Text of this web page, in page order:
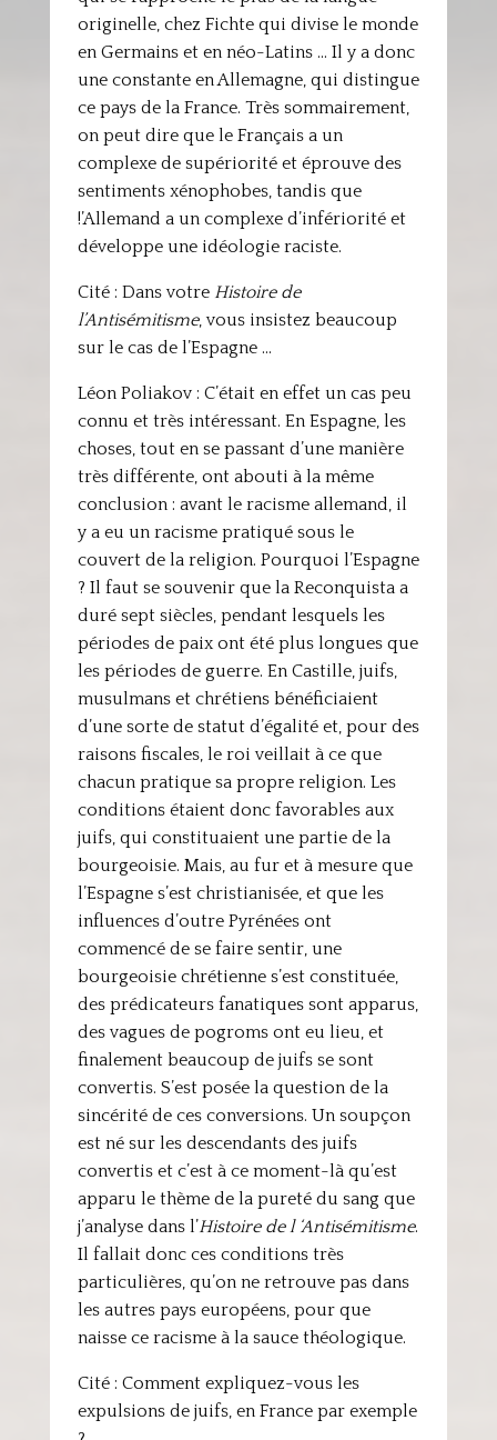
originelle, chez Fichte qui divise le monde
en Germains et en néo-Latins … Il y a donc
une constante en Allemagne, qui distingue
ce pays de la France. Très sommairement,
on peut dire que le Français a un
complexe de supériorité et éprouve des
sentiments xénophobes, tandis que
!’Allemand a un complexe d’infériorité et
développe une idéologie raciste.
Cité : Dans votre Histoire de
l’Antisémitisme, vous insistez beaucoup
sur le cas de l’Espagne …
Léon Poliakov : C’était en effet un cas peu
connu et très intéressant. En Espagne, les
choses, tout en se passant d’une manière
très différente, ont abouti à la même
conclusion : avant le racisme allemand, il
y a eu un racisme pratiqué sous le
couvert de la religion. Pourquoi l’Espagne
? Il faut se souvenir que la Reconquista a
duré sept siècles, pendant lesquels les
périodes de paix ont été plus longues que
les périodes de guerre. En Castille, juifs,
musulmans et chrétiens bénéficiaient
d’une sorte de statut d’égalité et, pour des
raisons fiscales, le roi veillait à ce que
chacun pratique sa propre religion. Les
conditions étaient donc favorables aux
juifs, qui constituaient une partie de la
bourgeoisie. Mais, au fur et à mesure que
l’Espagne s’est christianisée, et que les
influences d’outre Pyrénées ont
commencé de se faire sentir, une
bourgeoisie chrétienne s’est constituée,
des prédicateurs fanatiques sont apparus,
des vagues de pogroms ont eu lieu, et
finalement beaucoup de juifs se sont
convertis. S’est posée la question de la
sincérité de ces conversions. Un soupçon
est né sur les descendants des juifs
convertis et c’est à ce moment-là qu’est
apparu le thème de la pureté du sang que
j’analyse dans l’Histoire de l ‘Antisémitisme.
Il fallait donc ces conditions très
particulières, qu’on ne retrouve pas dans
les autres pays européens, pour que
naisse ce racisme à la sauce théologique.
Cité : Comment expliquez-vous les
expulsions de juifs, en France par exemple